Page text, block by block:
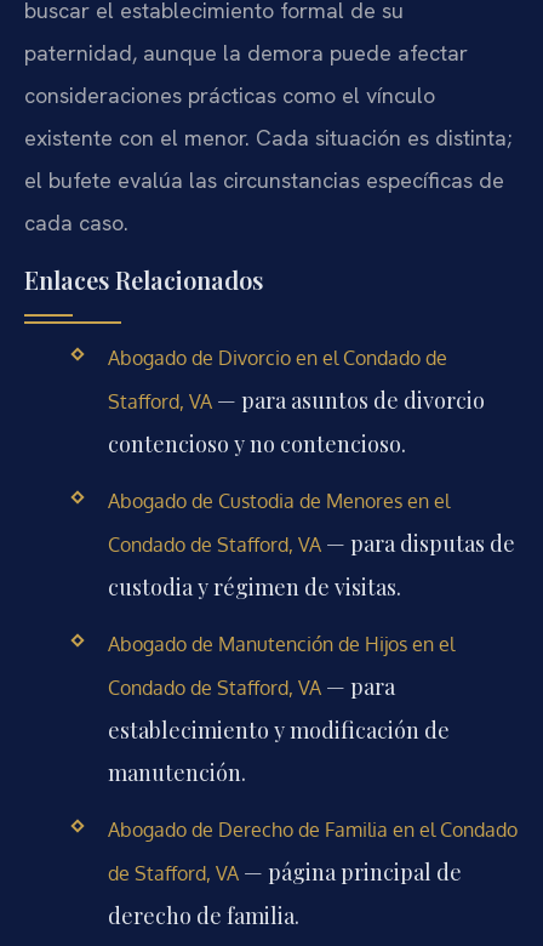
buscar el establecimiento formal de su
paternidad, aunque la demora puede afectar
consideraciones prácticas como el vínculo
existente con el menor. Cada situación es distinta;
el bufete evalúa las circunstancias específicas de
cada caso.
Enlaces Relacionados
Abogado de Divorcio en el Condado de
Stafford, VA— para asuntos de divorcio
contencioso y no contencioso.
Abogado de Custodia de Menores en el
Condado de Stafford, VA— para disputas de
custodia y régimen de visitas.
Abogado de Manutención de Hijos en el
Condado de Stafford, VA— para
establecimiento y modificación de
manutención.
Abogado de Derecho de Familia en el Condado
de Stafford, VA— página principal de
derecho de familia.